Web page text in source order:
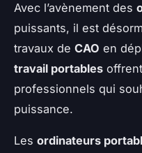
Avec l’avènement des
puissants, il est
travaux de CAO en
travail portables
professionnels qui
puissance.
Les ordinateurs